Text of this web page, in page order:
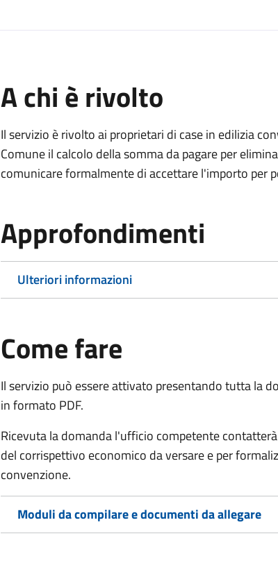
A chi è rivolto
Il servizio è rivolto ai proprietari di case in edilizia
Comune il calcolo della somma da pagare per
comunicare formalmente di accettare l'importo per
Approfondimenti
Ulteriori informazioni
Come fare
Il servizio può essere attivato presentando tutta la
in formato PDF.
Ricevuta la domanda l'ufficio competente
del corrispettivo economico da versare e per
convenzione.
Moduli da compilare e documenti da allegare